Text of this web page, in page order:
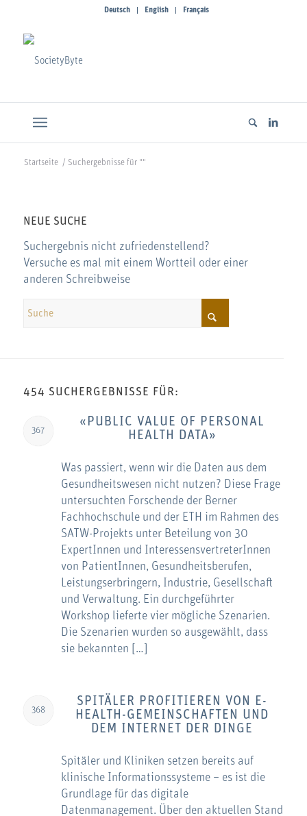
Deutsch English Français
Startseite / Suchergebnisse für ""
NEUE SUCHE
Suchergebnis nicht zufriedenstellend?
Versuche es mal mit einem Wortteil oder einer
anderen Schreibweise
454 SUCHERGEBNISSE FÜR:
367
«PUBLIC VALUE OF PERSONAL
HEALTH DATA»
Was passiert, wenn wir die Daten aus dem
Gesundheitswesen nicht nutzen? Diese Frage
untersuchten Forschende der Berner
Fachhochschule und der ETH im Rahmen des
SATW-Projekts unter Beteilung von 30
ExpertInnen und InteressensvertreterInnen
von PatientInnen, Gesundheitsberufen,
Leistungserbringern, Industrie, Gesellschaft
und Verwaltung. Ein durchgeführter
Workshop lieferte vier mögliche Szenarien.
Die Szenarien wurden so ausgewählt, dass
sie bekannten […]
368
SPITÄLER PROFITIEREN VON E-
HEALTH-GEMEINSCHAFTEN UND
DEM INTERNET DER DINGE
Spitäler und Kliniken setzen bereits auf
klinische Informationssysteme – es ist die
Grundlage für das digitale
Datenmanagement. Über den aktuellen Stand